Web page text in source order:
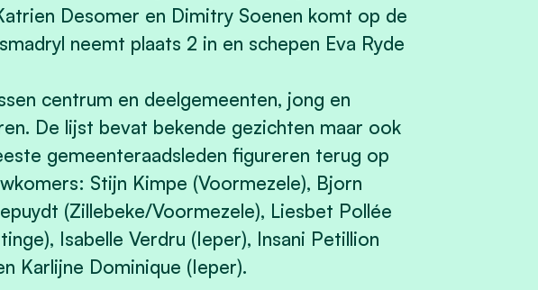
Desomer en Dimitry Soenen komt op de
neemt plaats 2 in en schepen Eva Ryde
centrum en deelgemeenten, jong en
De lijst bevat bekende gezichten maar ook
gemeenteraadsleden figureren terug op
Stijn Kimpe (Voormezele), Bjorn
(Zillebeke/Voormezele), Liesbet Pollée
Isabelle Verdru (Ieper), Insani Petillion
Karlijne Dominique (Ieper).